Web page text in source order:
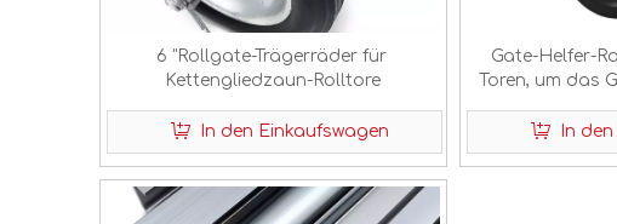
6 "Rollgate-Trägerräder für
Kettengliedzaun-Rolltore
In den Einkaufswagen
Gate-Helfer-
Toren, um das
In
<